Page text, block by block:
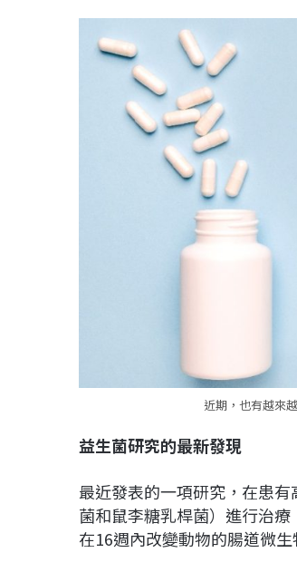
近期，也有越來
益生菌研究的最新發現
最近發表的一項研究，在患
菌和鼠李糖乳桿菌）進行治
在16週內改變動物的腸道微